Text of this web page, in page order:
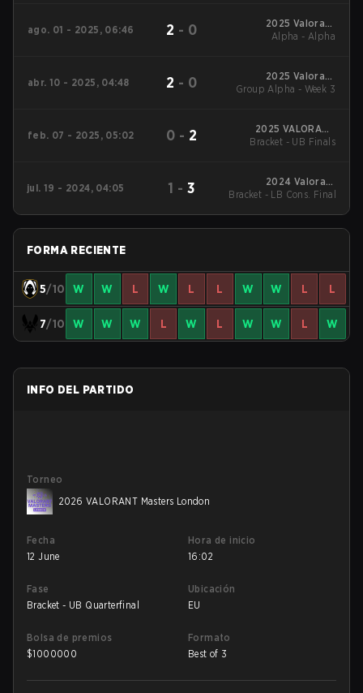
ago. 01 - 2025, 06:46 2 - 0
2025 Valorant
Champions Tour:
Alpha - Alpha
abr. 10 - 2025, 04:48 2 - 0
2025 Valorant
Champions Tour:
Group Alpha - Week 3
feb. 07 - 2025, 05:02 0 - 2
2025 VALORANT
Champions Tour:
Bracket - UB Finals
jul. 19 - 2024, 04:05 1 - 3
2024 Valorant
Champions Tour EMEA
Bracket - LB Cons. Final
FORMA RECIENTE
5/10 W W L W L L W W L L
7/10 W W W L W L W W L W
INFO DEL PARTIDO
Torneo
2026 VALORANT Masters London
Fecha
12 June
Hora de inicio
16:02
Fase
Bracket - UB Quarterfinal
Ubicación
EU
Bolsa de premios
$1000000
Formato
Best of 3